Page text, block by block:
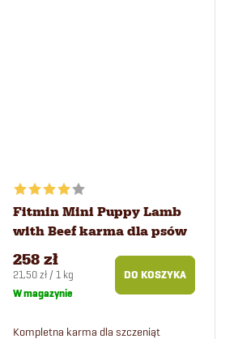
Fitmin Mini Puppy Lamb
with Beef karma dla psów
12 kg
258 zł
Cena
jednostkowa:
21,50 zł / 1 kg
W magazynie
DO KOSZYKA
Kompletna karma dla szczeniąt